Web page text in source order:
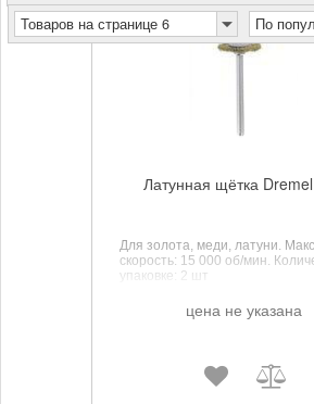
Товаров на странице 6 По
Латунная щётка
Для золота, меди, латуни.
скорость: 15 000 об/мин.
упаковке: 2 шт
цена не указана